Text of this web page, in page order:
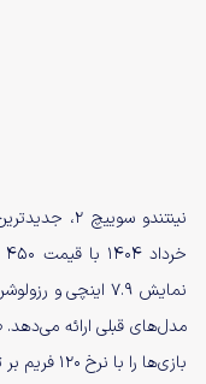
بازی‌ها را با نرخ ۱۲۰ فریم بر ثانیه اجرا کند.